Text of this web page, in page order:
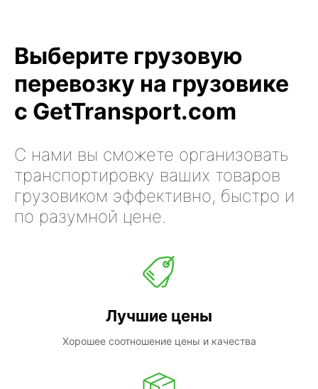
Выберите грузовую
перевозку на грузовике
с GetTransport.com
С нами вы сможете организовать
транспортировку ваших товаров
грузовиком эффективно, быстро и
по разумной цене.
Лучшие цены
Хорошее соотношение цены и качества